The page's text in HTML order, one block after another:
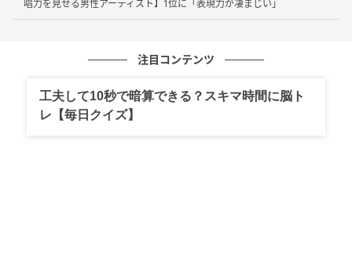
性）
まで高水準で演じ分ける演技力と安定した実績を兼ね備えてい
るから。（55歳／男性）
唱力を見せる男性アーティスト】1位に「表現力が凄まじい」
注目コンテンツ
工夫して10秒で暗算できる？スキマ時間に脳ト
レ【毎日クイズ】